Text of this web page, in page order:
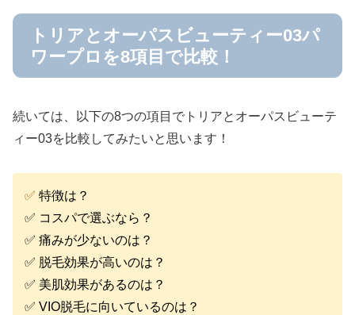
トリアとオーパスビューティー03パ
ワープロを8項目で比較！
続いては、以下の8つの項目でトリアとオーパスビューテ
ィー03を比較してみたいと思います！
✅ 特徴は？
✅ コスパで選ぶなら？
✅ 痛みが少ないのは？
✅ 脱毛効果が高いのは？
✅ 美肌効果があるのは？
✅ VIO脱毛に向いているのは？